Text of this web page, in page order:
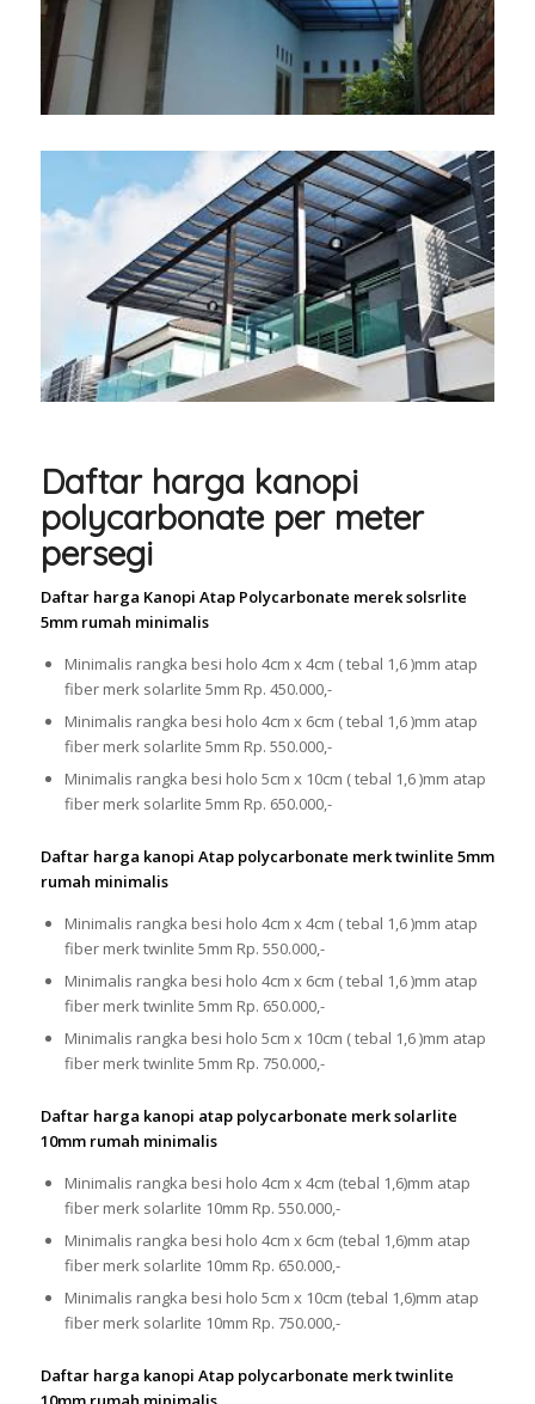
Daftar harga kanopi
polycarbonate per meter
persegi
Daftar harga Kanopi Atap Polycarbonate merek solsrlite
5mm rumah minimalis
Minimalis rangka besi holo 4cm x 4cm ( tebal 1,6 )mm atap
fiber merk solarlite 5mm Rp. 450.000,-
Minimalis rangka besi holo 4cm x 6cm ( tebal 1,6 )mm atap
fiber merk solarlite 5mm Rp. 550.000,-
Minimalis rangka besi holo 5cm x 10cm ( tebal 1,6 )mm atap
fiber merk solarlite 5mm Rp. 650.000,-
Daftar harga kanopi Atap polycarbonate merk twinlite 5mm
rumah minimalis
Minimalis rangka besi holo 4cm x 4cm ( tebal 1,6 )mm atap
fiber merk twinlite 5mm Rp. 550.000,-
Minimalis rangka besi holo 4cm x 6cm ( tebal 1,6 )mm atap
fiber merk twinlite 5mm Rp. 650.000,-
Minimalis rangka besi holo 5cm x 10cm ( tebal 1,6 )mm atap
fiber merk twinlite 5mm Rp. 750.000,-
Daftar harga kanopi atap polycarbonate merk solarlite
10mm rumah minimalis
Minimalis rangka besi holo 4cm x 4cm (tebal 1,6)mm atap
fiber merk solarlite 10mm Rp. 550.000,-
Minimalis rangka besi holo 4cm x 6cm (tebal 1,6)mm atap
fiber merk solarlite 10mm Rp. 650.000,-
Minimalis rangka besi holo 5cm x 10cm (tebal 1,6)mm atap
fiber merk solarlite 10mm Rp. 750.000,-
Daftar harga kanopi Atap polycarbonate merk twinlite